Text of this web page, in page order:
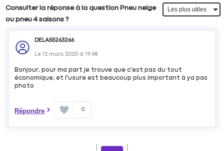
Consulter la réponse à la question Pneu neige
ou pneu 4 saisons ?
DELA55263266
Le12 mars 2020 à19:48
Bonjour, pour ma part je trouve que c'est pas du tout
économique, et l'usure est beaucoup plus important à ya pas
photo
Répondre 0